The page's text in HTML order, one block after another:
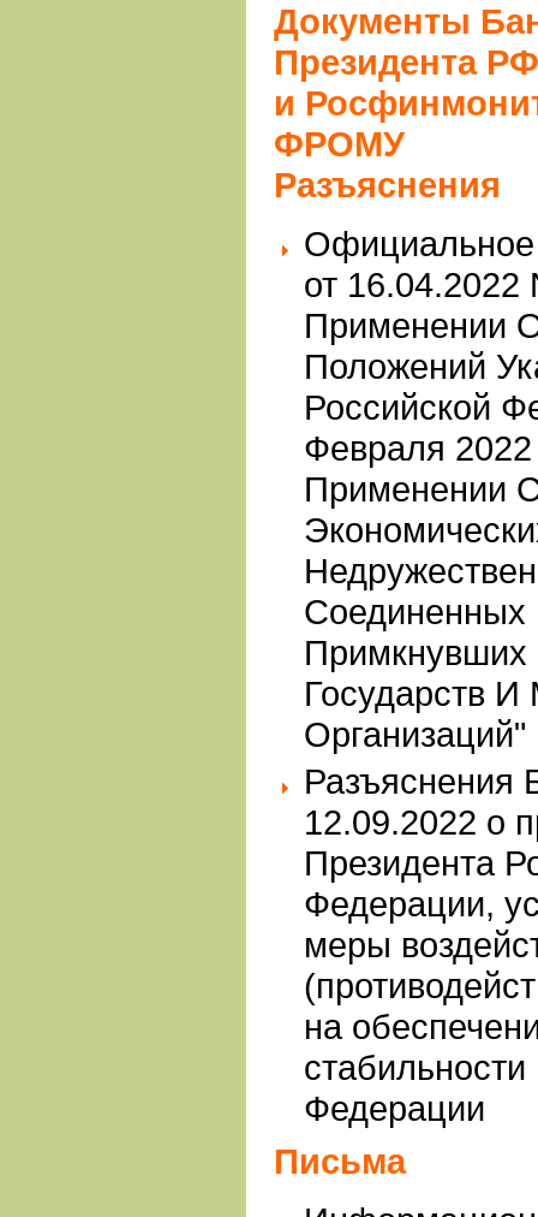
Документы
Президента
и
ФРОМУ
Разъяснения
от
Применении
Положений
Российской
Февраля
Применении
Государств
Организаций"
Разъяснения
12.09.2022 о
Президента
Федерации,
меры
на
Федерации
Письма